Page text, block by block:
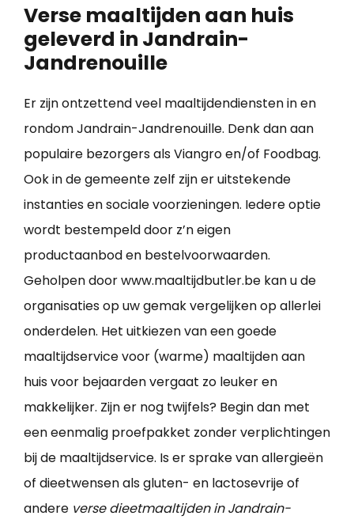
Verse maaltijden aan huis
geleverd in Jandrain-
Jandrenouille
Er zijn ontzettend veel maaltijdendiensten in en
rondom Jandrain-Jandrenouille. Denk dan aan
populaire bezorgers als Viangro en/of Foodbag.
Ook in de gemeente zelf zijn er uitstekende
instanties en sociale voorzieningen. Iedere optie
wordt bestempeld door z’n eigen
productaanbod en bestelvoorwaarden.
Geholpen door www.maaltijdbutler.be kan u de
organisaties op uw gemak vergelijken op allerlei
onderdelen. Het uitkiezen van een goede
maaltijdservice voor (warme) maaltijden aan
huis voor bejaarden vergaat zo leuker en
makkelijker. Zijn er nog twijfels? Begin dan met
een eenmalig proefpakket zonder verplichtingen
bij de maaltijdservice. Is er sprake van allergieën
of dieetwensen als gluten- en lactosevrije of
andere verse dieetmaaltijden in Jandrain-